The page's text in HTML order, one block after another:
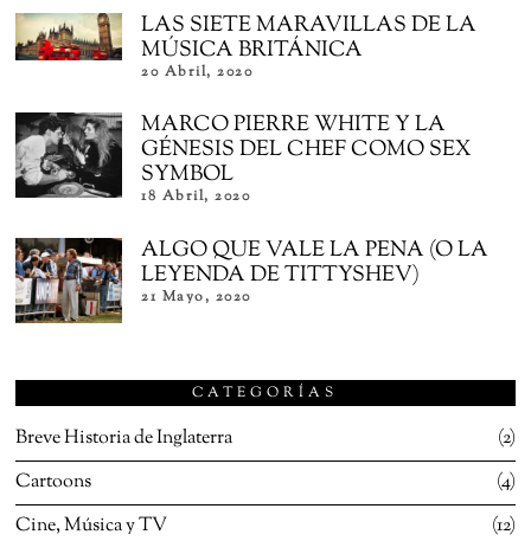
LAS SIETE MARAVILLAS DE LA
MÚSICA BRITÁNICA
20 Abril, 2020
MARCO PIERRE WHITE Y LA
GÉNESIS DEL CHEF COMO SEX
SYMBOL
18 Abril, 2020
ALGO QUE VALE LA PENA (O LA
LEYENDA DE TITTYSHEV)
21 Mayo, 2020
CATEGORÍAS
Breve Historia de Inglaterra
2
Cartoons
4
Cine, Música y TV
12